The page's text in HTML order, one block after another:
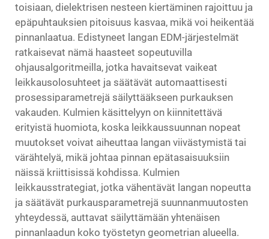
toisiaan, dielektrisen nesteen kiertäminen rajoittuu ja
epäpuhtauksien pitoisuus kasvaa, mikä voi heikentää
pinnanlaatua. Edistyneet langan EDM-järjestelmät
ratkaisevat nämä haasteet sopeutuvilla
ohjausalgoritmeilla, jotka havaitsevat vaikeat
leikkausolosuhteet ja säätävät automaattisesti
prosessiparametrejä säilyttääkseen purkauksen
vakauden. Kulmien käsittelyyn on kiinnitettävä
erityistä huomiota, koska leikkaussuunnan nopeat
muutokset voivat aiheuttaa langan viivästymistä tai
värähtelyä, mikä johtaa pinnan epätasaisuuksiin
näissä kriittisissä kohdissa. Kulmien
leikkausstrategiat, jotka vähentävät langan nopeutta
ja säätävät purkausparametrejä suunnanmuutosten
yhteydessä, auttavat säilyttämään yhtenäisen
pinnanlaadun koko työstetyn geometrian alueella.